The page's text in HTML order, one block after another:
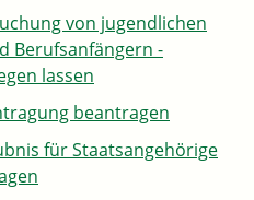
von jugendlichen
Berufsanfängern -
lassen
beantragen
für Staatsangehörige